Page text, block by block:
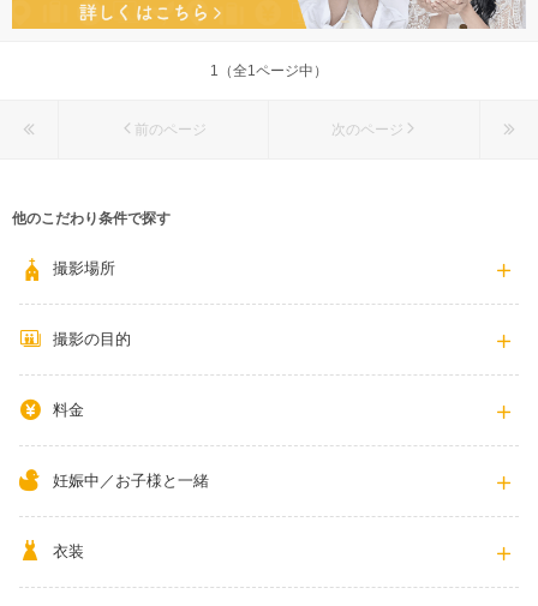
1（全1ページ中）
前のページ 次のページ
他のこだわり条件で探す
撮影場所
撮影の目的
料金
妊娠中／お子様と一緒
衣装